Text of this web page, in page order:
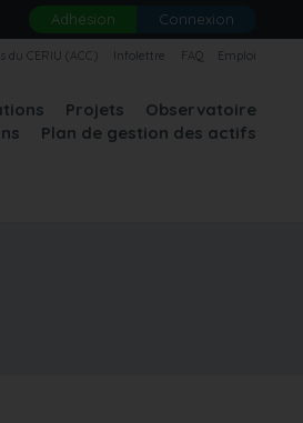
Adhésion Connexion
du CERIU (ACC) Infolettre FAQ Emploi
Projets
Observatoire
Plan de gestion des actifs